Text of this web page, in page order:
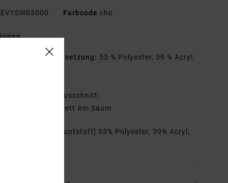
EVYSW03000 Farbcode cho
53 % Polyester, 39 % Acryl,
Rundhalsausschnitt
Markenetikett Am Saum
[Hauptstoff] 53% Polyester, 39% Acryl,
3% Elastan